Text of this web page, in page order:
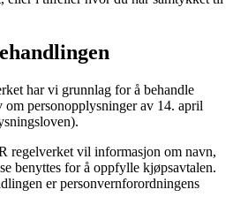
har vi grunnlag for å behandle
om personopplysninger av 14. april
regelverket vil informasjon om navn,
benyttes for å oppfylle kjøpsavtalen.
er personvernforordningens